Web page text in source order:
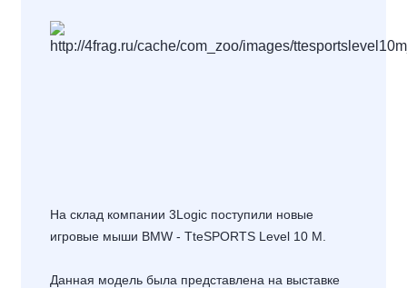
На склад компании 3Logic поступили новые
игровые мыши BMW - TteSPORTS Level 10 M.
Данная модель была представлена на выставке